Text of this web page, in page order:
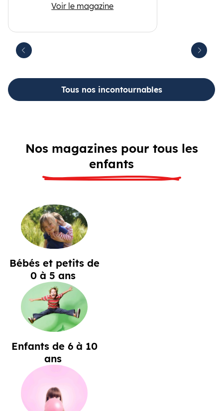
Voir le magazine
Toupie
Suivant
Tous nos incontournables
Nos magazines pour tous les
enfants
Bébés et petits de
0 à 5 ans
Enfants de 6 à 10
ans